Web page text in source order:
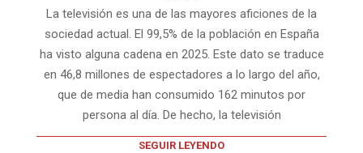
La televisión es una de las mayores aficiones de la
sociedad actual. El 99,5% de la población en España
ha visto alguna cadena en 2025. Este dato se traduce
en 46,8 millones de espectadores a lo largo del año,
que de media han consumido 162 minutos por
persona al día. De hecho, la televisión
SEGUIR LEYENDO